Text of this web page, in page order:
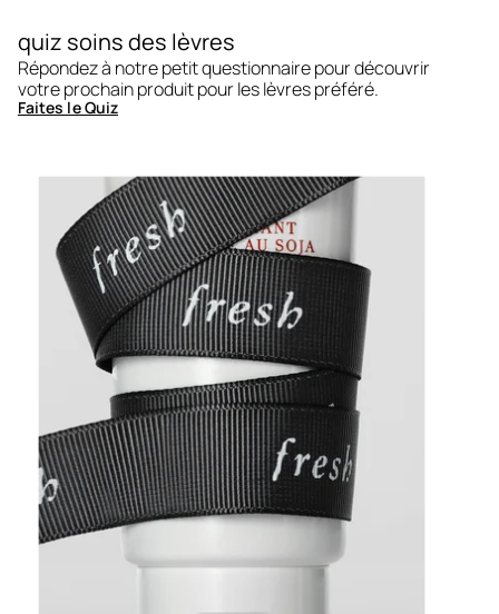
quiz soins des lèvres
Répondez à notre petit questionnaire pour découvrir
votre prochain produit pour les lèvres préféré.
Faites le Quiz